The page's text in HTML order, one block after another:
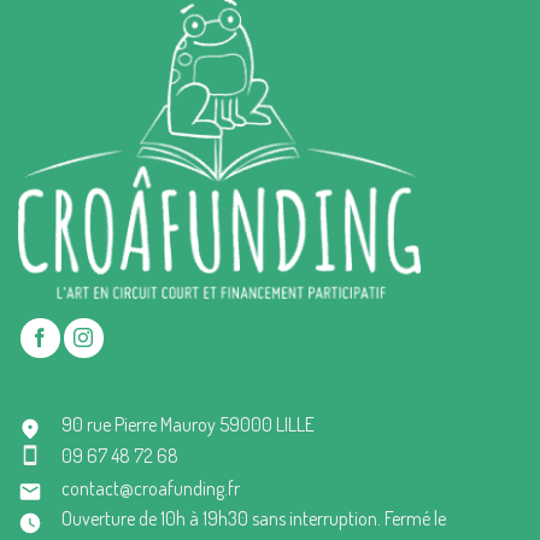
90 rue Pierre Mauroy 59000 LILLE
09 67 48 72 68
contact@croafunding.fr
Ouverture de 10h à 19h30 sans interruption. Fermé le